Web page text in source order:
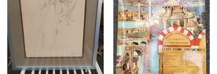
RUPTURE DE STOCK